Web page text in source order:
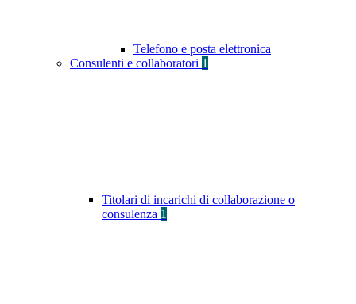
Telefono e posta elettronica
Consulenti e collaboratori 1
Titolari di incarichi di collaborazione o
consulenza 1